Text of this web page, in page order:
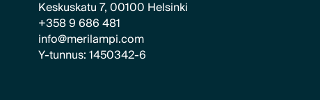
Keskuskatu 7, 00100 Helsinki
+358 9 686 481
info@merilampi.com
Y-tunnus: 1450342-6